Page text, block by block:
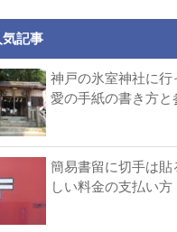
気記事
神戸の氷室神社に行
愛の手紙の書き方と
簡易書留に切手は貼
しい料金の支払い方